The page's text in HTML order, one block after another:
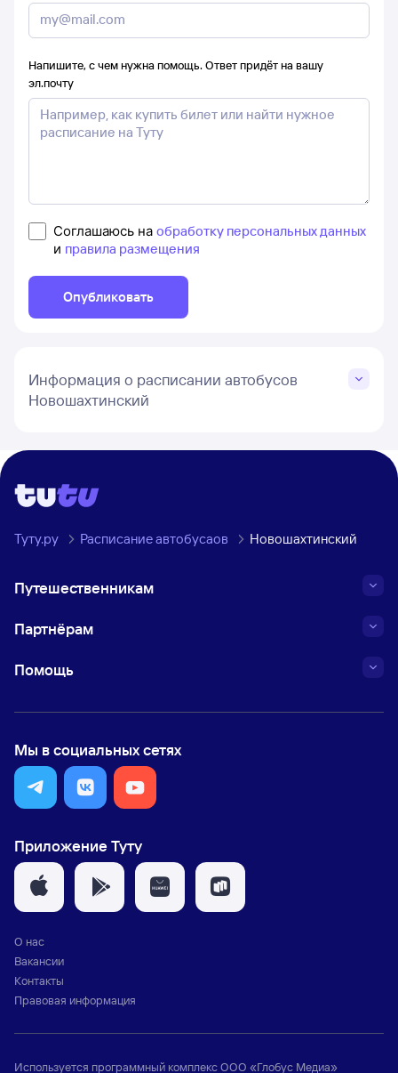
Напишите, с чем нужна помощь. Ответ придёт на вашу
эл.почту
Соглашаюсь на обработку персональных данных
и правила размещения
Опубликовать
Информация о расписании автобусов
Новошахтинский
Туту.ру Расписание автобусаов Новошахтинский
Путешественникам
Партнёрам
Помощь
Мы в социальных сетях
Приложение Туту
О нас
Вакансии
Контакты
Правовая информация
Используется программный комплексООО «Глобус Медиа»